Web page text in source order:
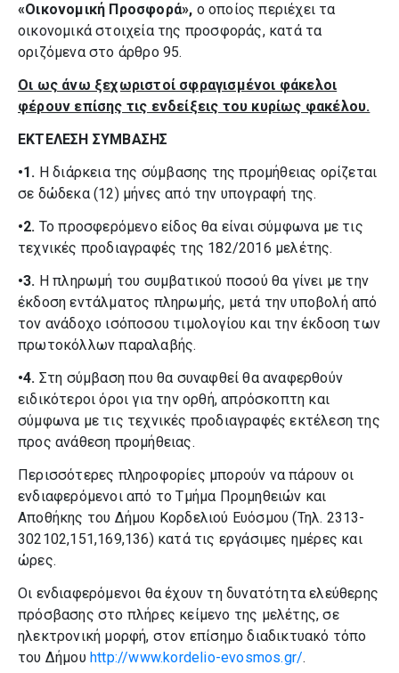
«Οικονομική Προσφορά», ο οποίος περιέχει τα
οικονομικά στοιχεία της προσφοράς, κατά τα
οριζόμενα στο άρθρο 95.
Οι ως άνω ξεχωριστοί σφραγισμένοι φάκελοι
φέρουν επίσης τις ενδείξεις του κυρίως φακέλου.
ΕΚΤΕΛΕΣΗ ΣΥΜΒΑΣΗΣ
•1. Η διάρκεια της σύμβασης της προμήθειας ορίζεται
σε δώδεκα (12) μήνες από την υπογραφή της.
•2. Το προσφερόμενο είδος θα είναι σύμφωνα με τις
τεχνικές προδιαγραφές της 182/2016 μελέτης.
•3. Η πληρωμή του συμβατικού ποσού θα γίνει με την
έκδοση εντάλματος πληρωμής, μετά την υποβολή από
τον ανάδοχο ισόποσου τιμολογίου και την έκδοση των
πρωτοκόλλων παραλαβής.
•4. Στη σύμβαση που θα συναφθεί θα αναφερθούν
ειδικότεροι όροι για την ορθή, απρόσκοπτη και
σύμφωνα με τις τεχνικές προδιαγραφές εκτέλεση της
προς ανάθεση προμήθειας.
Περισσότερες πληροφορίες μπορούν να πάρουν οι
ενδιαφερόμενοι από το Τμήμα Προμηθειών και
Αποθήκης του Δήμου Κορδελιού Ευόσμου (Τηλ. 2313-
302102,151,169,136) κατά τις εργάσιμες ημέρες και
ώρες.
Οι ενδιαφερόμενοι θα έχουν τη δυνατότητα ελεύθερης
πρόσβασης στο πλήρες κείμενο της μελέτης, σε
ηλεκτρονική μορφή, στον επίσημο διαδικτυακό τόπο
του Δήμου http://www.kordelio-evosmos.gr/.